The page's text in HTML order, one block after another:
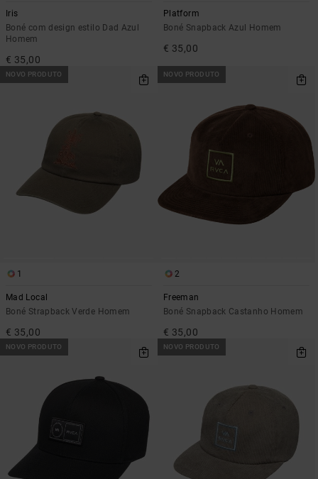
Iris
Boné com design estilo Dad Azul
Homem
€ 35,00
Platform
Boné Snapback Azul Homem
€ 35,00
NOVO PRODUTO
1
Mad Local
Boné Strapback Verde Homem
€ 35,00
NOVO PRODUTO
2
Freeman
Boné Snapback Castanho Homem
€ 35,00
NOVO PRODUTO NOVO PRODUTO